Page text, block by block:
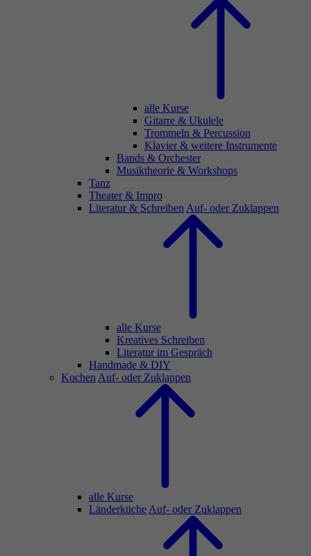
alle Kurse
Gitarre & Ukulele
Trommeln & Percussion
Klavier & weitere Instrumente
Bands & Orchester
Musiktheorie & Workshops
Tanz
Theater & Impro
Literatur & Schreiben Auf- oder Zuklappen
alle Kurse
Kreatives Schreiben
Literatur im Gespräch
Handmade & DIY
Kochen Auf- oder Zuklappen
alle Kurse
Länderküche Auf- oder Zuklappen